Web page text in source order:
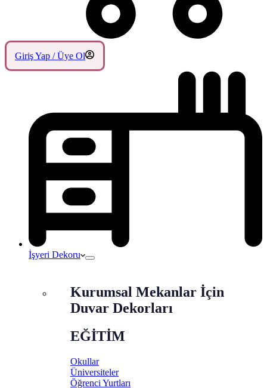
Giriş Yap / Üye Ol
İşyeri Dekoru
Kurumsal Mekanlar İçin
Duvar Dekorları
EĞİTİM
Okullar
Üniversiteler
Öğrenci Yurtları